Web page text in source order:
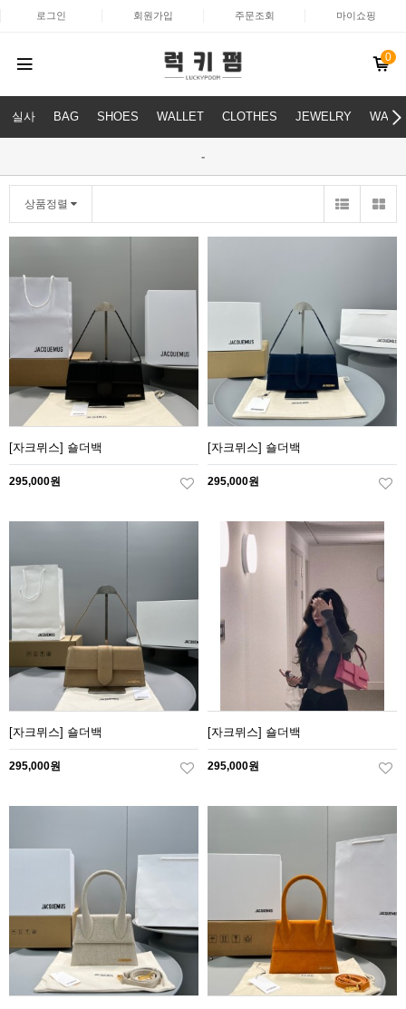
로그인 회원가입 주문조회 마이쇼핑
0
실사 BAG SHOES WALLET CLOTHES JEWELRY
-
상품정렬
[자크뮈스] 숄더백
295,000원
[자크뮈스] 숄더백
295,000원
[자크뮈스] 숄더백
295,000원
[자크뮈스] 숄더백
295,000원